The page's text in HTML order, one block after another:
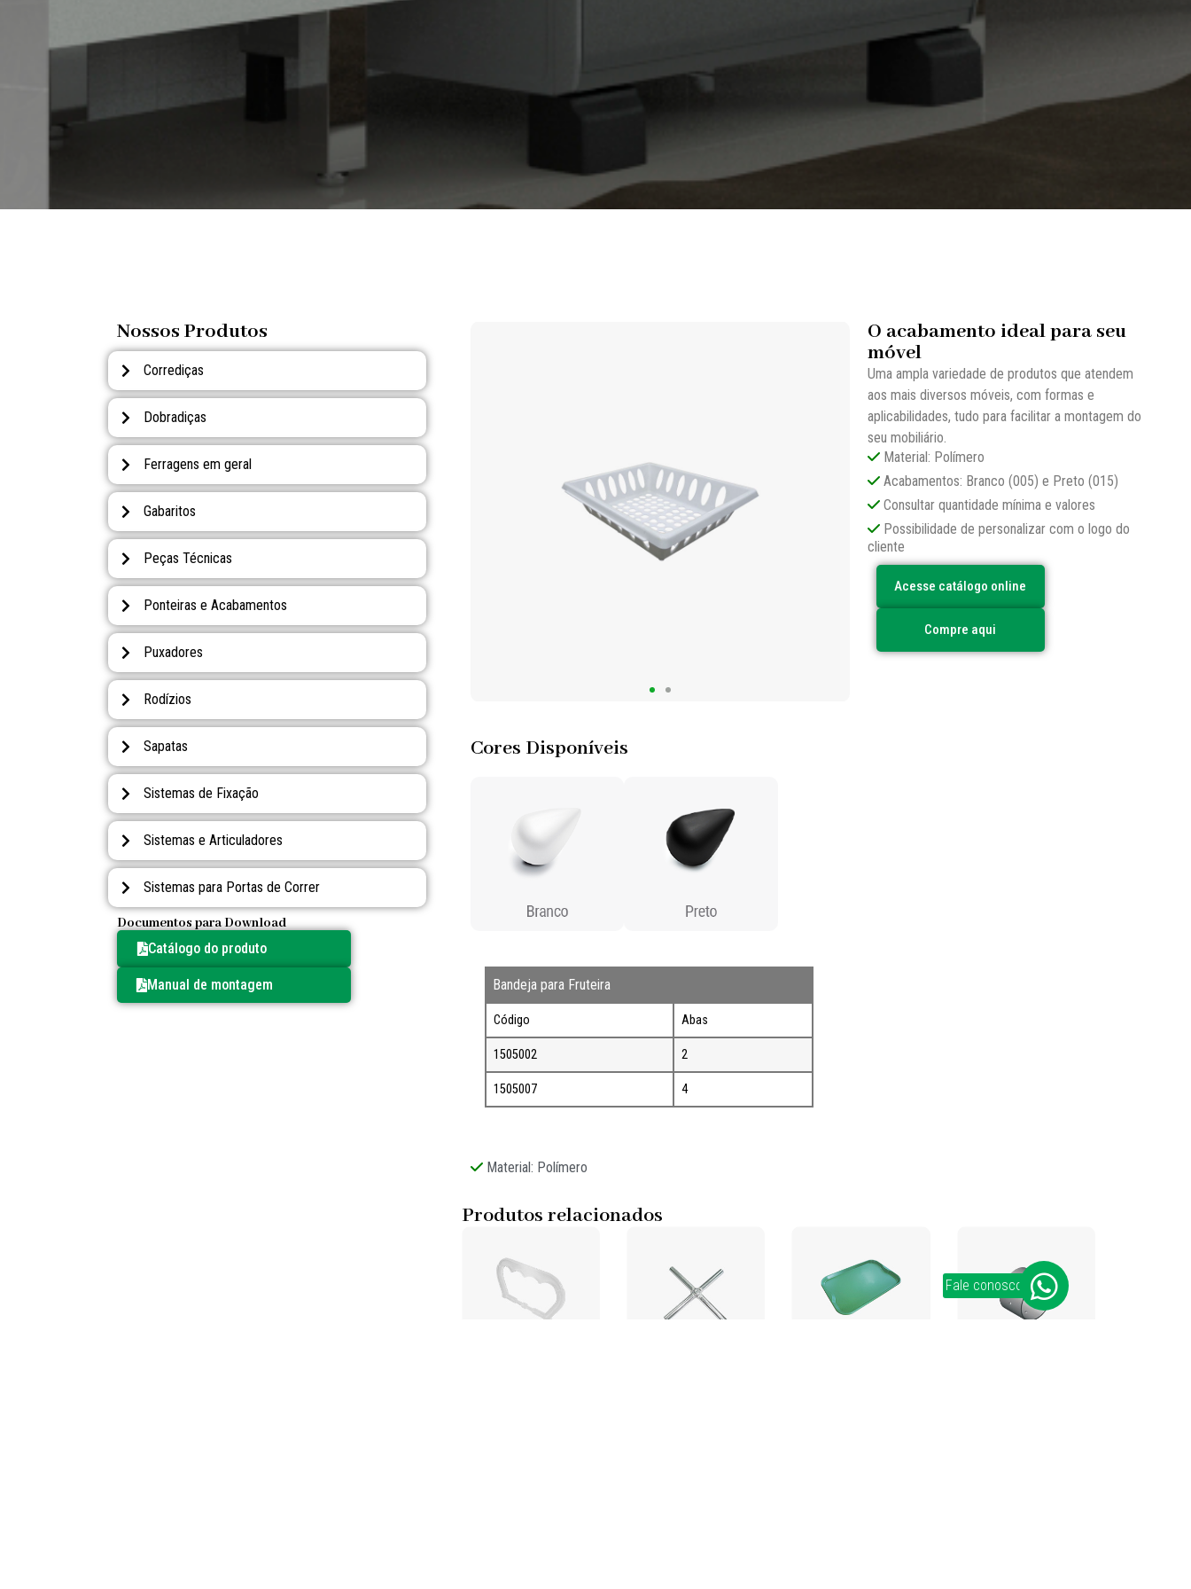
Nossos Produtos
Corrediças
Dobradiças
Ferragens em geral
Gabaritos
Peças Técnicas
Ponteiras e Acabamentos
Puxadores
Rodízios
Sapatas
Sistemas de Fixação
Sistemas e Articuladores
Sistemas para Portas de Correr
Documentos para Download
Catálogo do produto
Manual de montagem
O acabamento ideal para seu
móvel
Uma ampla variedade de produtos que atendem
aos mais diversos móveis, com formas e
aplicabilidades, tudo para facilitar a montagem do
seu mobiliário.
Material: Polímero
Acabamentos: Branco (005) e Preto (015)
Consultar quantidade mínima e valores
Possibilidade de personalizar com o logo do
cliente
Acesse catálogo online
Compre aqui
Cores Disponíveis
Bandeja para Fruteira
Código Abas
1505002 2
1505007 4
Material: Polímero
Produtos relacionados
Fale conosco